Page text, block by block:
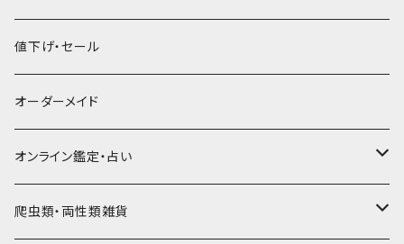
通帳ケース
雑貨
キーケース
キーホルダー
その他革小物
コンドームケース
チュッパチャップスホルダー
タロットカードケース
もむのふの爬虫類グッズ屋さん
お名前カード
ビジネスバッグ型名刺入れ
切符・回数券ケース
ミニ財布
二つ折り・ハーフ財布
キーケース・キーホルダー
キーケース
キーホルダー
その他ケース
ペンケース
ようかんホルダー
ミニチュア・雑貨
ミニチュアブーツ
その他革小物
その他牛革
豚ヌメ
豚スエード
ヤギ革
ヤギヌメ
その他ヤギ革
羊革
馬革
馬ヌメ
バッファロー革
白系
黒系
茶系
こげ茶系
★★☆☆☆☆ 流通数、人気あり
★★★☆☆☆ 流通数少ない
★★★★☆☆ 希少素材、高価
★★★★★☆ かなりレア素材、高価！
値下げ・セール
オーダーメイド
オンライン鑑定・占い
タロット占い
爬虫類・両性類雑貨